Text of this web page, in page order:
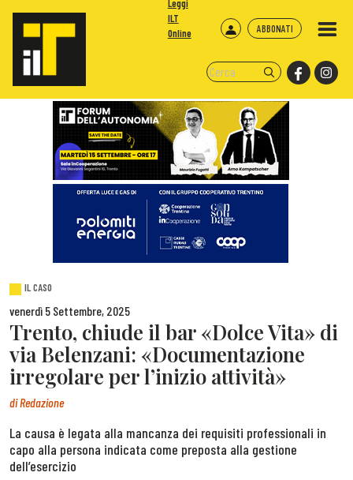
ABBONATI
Leggi
ILT
Online
IL CASO
venerdì 5 Settembre, 2025
Trento, chiude il bar «Dolce Vita» di
via Belenzani: «Documentazione
irregolare per l’inizio attività»
diRedazione
La causa è legata alla mancanza dei requisiti professionali in
capo alla persona indicata come preposta alla gestione
dell’esercizio